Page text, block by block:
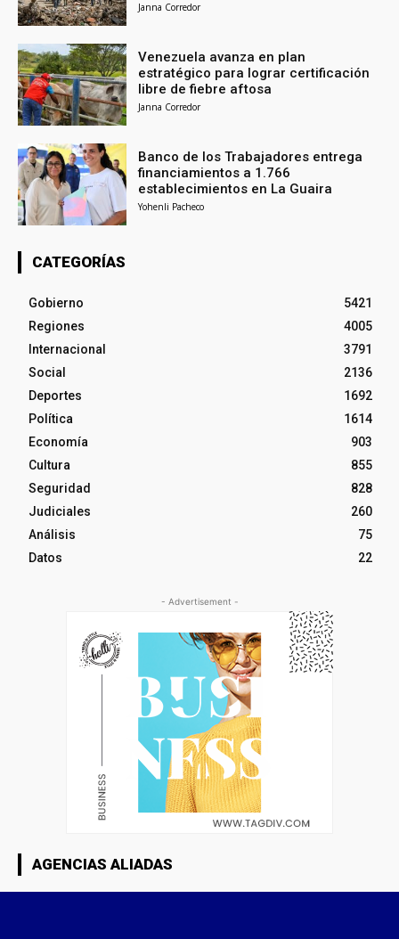
Janna Corredor
Venezuela avanza en plan
estratégico para lograr certificación
libre de fiebre aftosa
Janna Corredor
Banco de los Trabajadores entrega
financiamientos a 1.766
establecimientos en La Guaira
Yohenli Pacheco
CATEGORÍAS
Gobierno
5421
Regiones
4005
Internacional
3791
Social
2136
Deportes
1692
Política
1614
Economía
903
Cultura
855
Seguridad
828
Judiciales
260
Análisis
75
Datos
22
- Advertisement -
AGENCIAS ALIADAS